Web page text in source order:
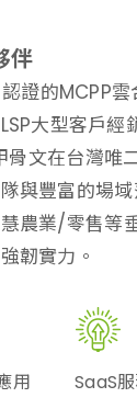
伴
證的MCPP
大型客戶經
文在台灣唯
與豐富的場
農業/零售等
韌實力。
用 SaaS